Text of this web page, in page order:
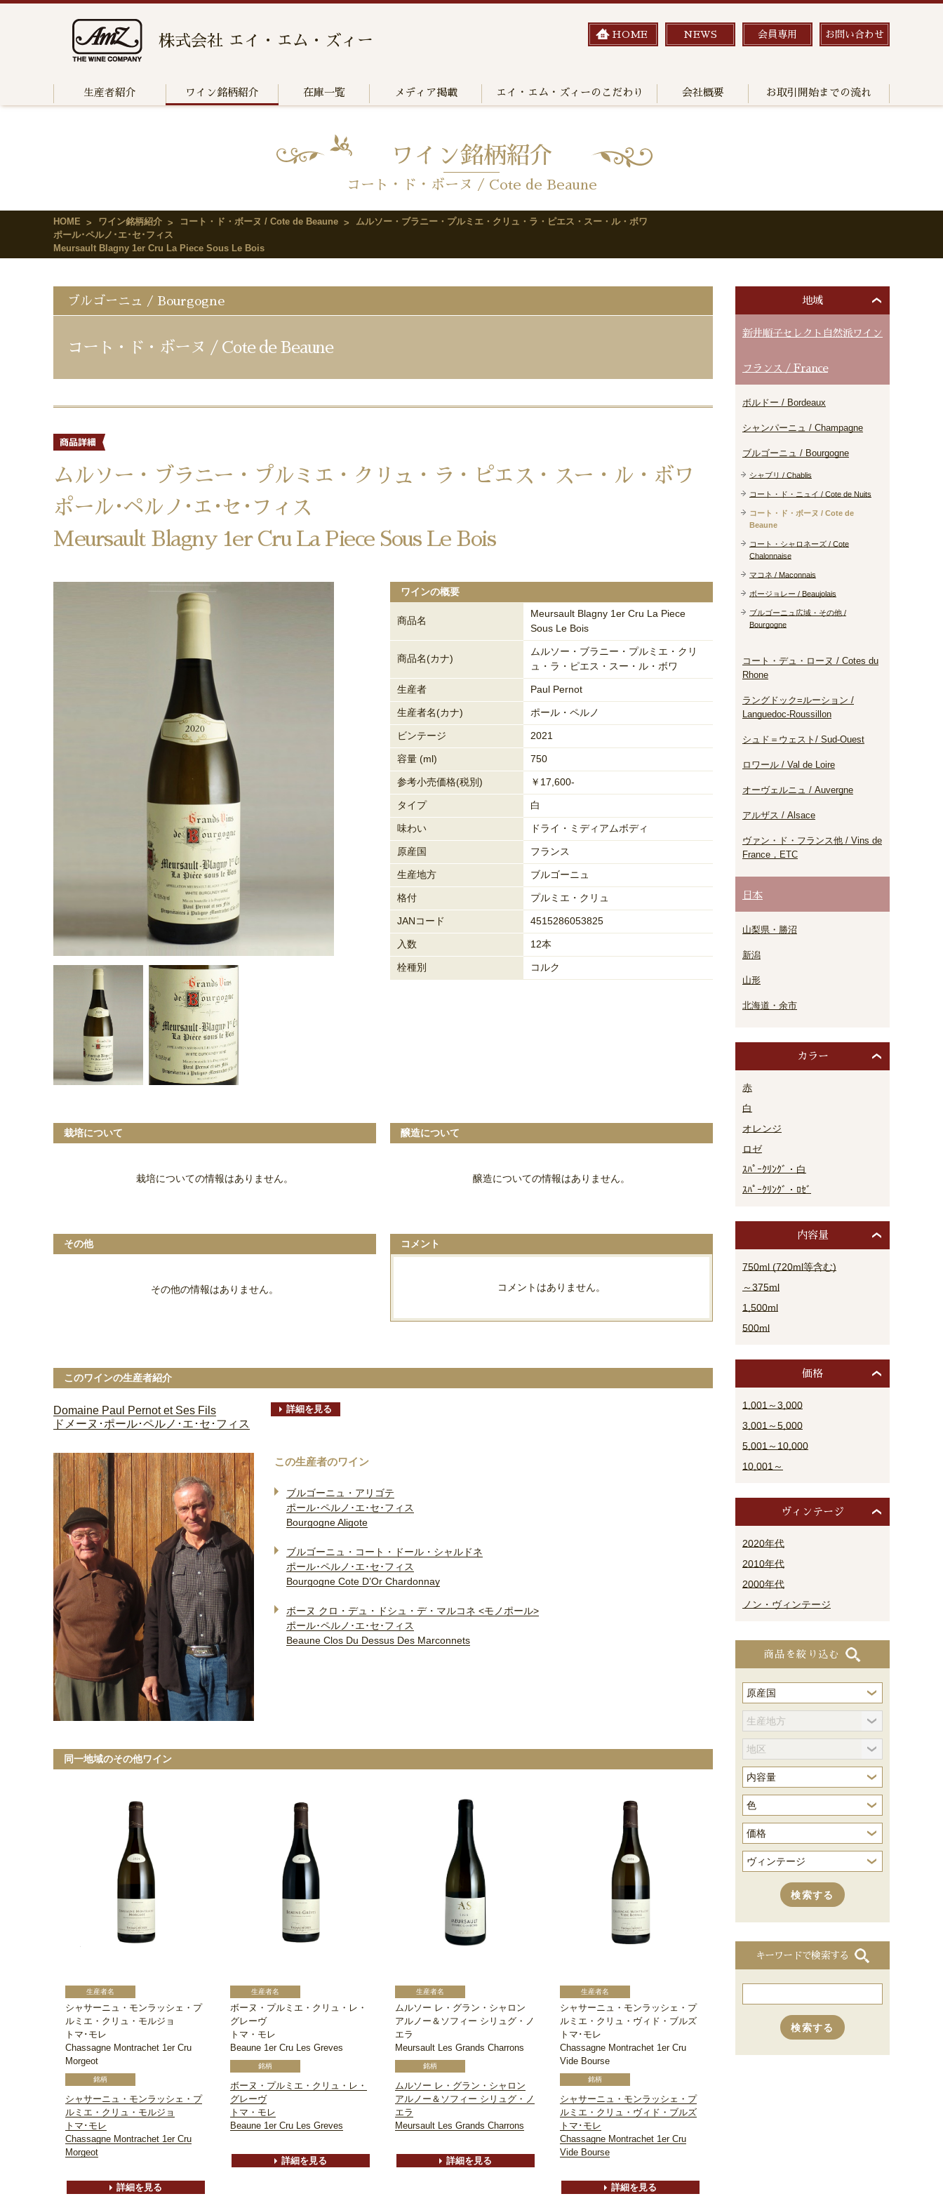
株式会社 エイ・エム・ズィー HOME NEWS 会員専用 お問い合わせ
生産者紹介 ワイン銘柄紹介 在庫一覧 メディア掲載 エイ・エム・ズィーのこだわり 会社概要 お取引開始までの流れ
ワイン銘柄紹介
コート・ド・ボーヌ / Cote de Beaune
HOME ワイン銘柄紹介 コート・ド・ボーヌ / Cote de Beaune
ムルソー・ブラニー・プルミエ・クリュ・ラ・ピエス・スー・ル・ボワ
ポール･ペルノ･エ･セ･フィス
Meursault Blagny 1er Cru La Piece Sous Le Bois
ブルゴーニュ / Bourgogne
コート・ド・ボーヌ / Cote de Beaune
ムルソー・ブラニー・プルミエ・クリュ・ラ・ピエス・スー・ル・ボワ
ポール･ペルノ･エ･セ･フィス
Meursault Blagny 1er Cru La Piece Sous Le Bois
ワインの概要
商品名
Meursault Blagny 1er Cru La Piece
Sous Le Bois
商品名(カナ)
ムルソー・ブラニー・プルミエ・クリ
ュ・ラ・ピエス・スー・ル・ボワ
生産者 Paul Pernot
生産者名(カナ) ポール・ペルノ
ビンテージ 2021
容量 (ml) 750
参考小売価格(税別) ￥17,600-
タイプ 白
味わい ドライ・ミディアムボディ
原産国 フランス
生産地方 ブルゴーニュ
格付 プルミエ・クリュ
JANコード 4515286053825
入数 12本
栓種別 コルク
栽培について
栽培についての情報はありません。
醸造について
醸造についての情報はありません。
その他
その他の情報はありません。
コメント
コメントはありません。
このワインの生産者紹介
Domaine Paul Pernot et Ses Fils
ドメーヌ･ポール･ペルノ･エ･セ･フィス
詳細を見る
この生産者のワイン
ブルゴーニュ・アリゴテ
ポール･ペルノ･エ･セ･フィス
Bourgogne Aligote
ブルゴーニュ・コート・ドール・シャルドネ
ポール･ペルノ･エ･セ･フィス
Bourgogne Cote D’Or Chardonnay
ボーヌ クロ・デュ・ドシュ・デ・マルコネ <モノポール>
ポール･ペルノ･エ･セ･フィス
Beaune Clos Du Dessus Des Marconnets
同一地域のその他ワイン
シャサーニュ・モンラッシェ・プ
ルミエ・クリュ・モルジョ
トマ･モレ
Chassagne Montrachet 1er Cru
Morgeot
シャサーニュ・モンラッシェ・プ
ルミエ・クリュ・モルジョ
トマ･モレ
Chassagne Montrachet 1er Cru
Morgeot
詳細を見る
ボーヌ・プルミエ・クリュ・レ・
グレーヴ
トマ・モレ
Beaune 1er Cru Les Greves
ボーヌ・プルミエ・クリュ・レ・
グレーヴ
トマ・モレ
Beaune 1er Cru Les Greves
詳細を見る
ムルソー レ・グラン・シャロン
アルノー＆ソフィー シリュグ・ノ
エラ
Meursault Les Grands Charrons
ムルソー レ・グラン・シャロン
アルノー＆ソフィー シリュグ・ノ
エラ
Meursault Les Grands Charrons
詳細を見る
シャサーニュ・モンラッシェ・プ
ルミエ・クリュ・ヴィド・ブルズ
トマ･モレ
Chassagne Montrachet 1er Cru
Vide Bourse
シャサーニュ・モンラッシェ・プ
ルミエ・クリュ・ヴィド・ブルズ
トマ･モレ
Chassagne Montrachet 1er Cru
Vide Bourse
詳細を見る
地域
新井順子セレクト自然派ワイン
フランス / France
ボルドー / Bordeaux
シャンパーニュ / Champagne
ブルゴーニュ / Bourgogne
シャブリ / Chablis
コート・ド・ニュイ / Cote de Nuits
コート・ド・ボーヌ / Cote de
Beaune
コート・シャロネーズ / Cote
Chalonnaise
マコネ / Maconnais
ボージョレー / Beaujolais
ブルゴーニュ広域・その他 /
Bourgogne
コート・デュ・ローヌ / Cotes du
Rhone
ラングドック=ルーション /
Languedoc-Roussillon
シュド＝ウェスト/ Sud-Ouest
ロワール / Val de Loire
オーヴェルニュ / Auvergne
アルザス / Alsace
ヴァン・ド・フランス他 / Vins de
France，ETC
日本
山梨県・勝沼
新潟
山形
北海道・余市
カラー
赤
白
オレンジ
ロゼ
ｽﾊﾟｰｸﾘﾝｸﾞ・白
ｽﾊﾟｰｸﾘﾝｸﾞ・ﾛｾﾞ
内容量
750ml (720ml等含む)
～375ml
1,500ml
500ml
価格
1,001～3,000
3,001～5,000
5,001～10,000
10,001～
ヴィンテージ
2020年代
2010年代
2000年代
ノン・ヴィンテージ
商品を絞り込む
キーワードで検索する